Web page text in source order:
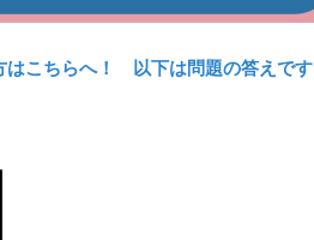
はこちらへ！ 以下は問題の答えです